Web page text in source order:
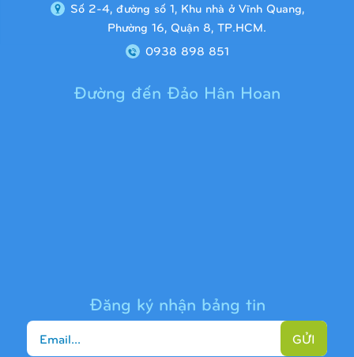
Số 2-4, đường số 1, Khu nhà ở Vĩnh Quang,
Phường 16, Quận 8, TP.HCM.
0938 898 851
Đường đến Đảo Hân Hoan
Đăng ký nhận bảng tin
GỬI